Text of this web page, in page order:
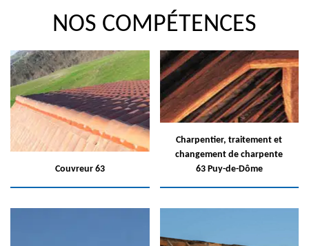
NOS COMPÉTENCES
Couvreur 63
Charpentier, traitement et
changement de charpente
63 Puy-de-Dôme